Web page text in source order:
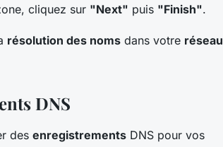
cliquez sur "Next" puis "Finish".
résolution des noms dans votre réseau
DNS
des enregistrements DNS pour vos